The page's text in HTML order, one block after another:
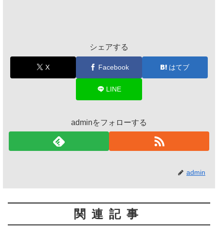
シェアする
X Facebook はてブ
LINE
adminをフォローする
admin
関連記事